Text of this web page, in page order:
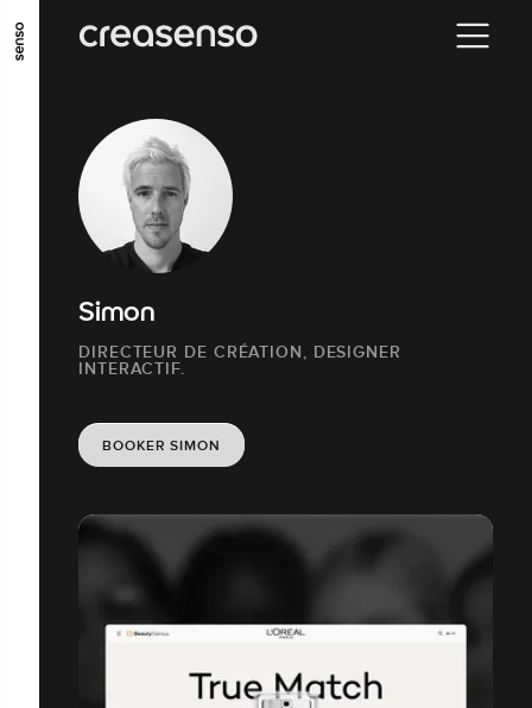
ALLER AU CONTENU PRINCIPAL
ALLER EN BAS DE PAGE
Simon
DIRECTEUR DE CRÉATION, DESIGNER
INTERACTIF.
BOOKER SIMON